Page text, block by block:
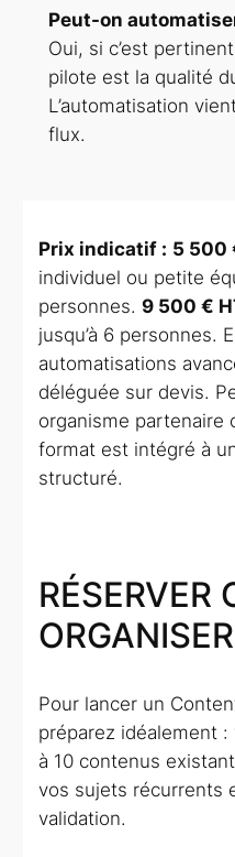
Peut-on
Oui, si c’est
pilote est la qualité
L’automatisation
flux.
Prix indicatif : 5 500
individuel ou petite
personnes. 9 500 €
jusqu’à 6 personnes.
automatisations
déléguée sur devis.
organisme partenaire
format est intégré à
structuré.
RÉSERVER
Pour lancer un
préparez idéalement
à 10 contenus
vos sujets récurrents
validation.